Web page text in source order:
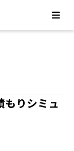
もりシミュ